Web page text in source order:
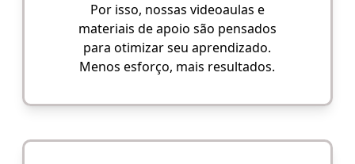
Por isso, nossas videoaulas e
materiais de apoio são pensados
para otimizar seu aprendizado.
Menos esforço, mais resultados.